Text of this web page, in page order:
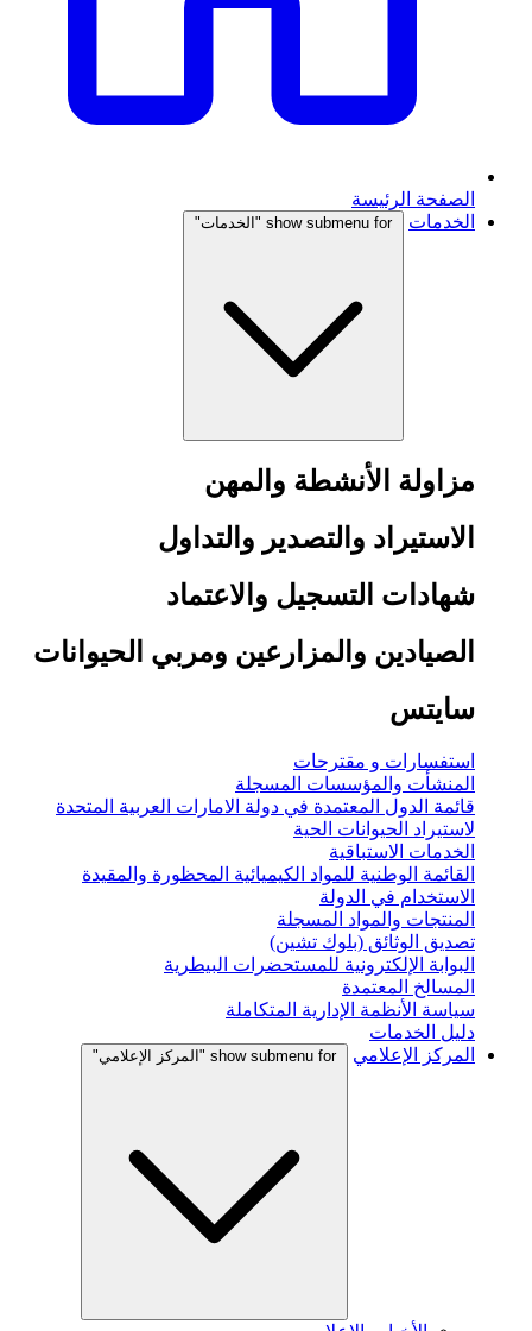
الصفحة الرئيسة
الخدمات
show submenu for "الخدمات"
مزاولة الأنشطة والمهن
الاستيراد والتصدير والتداول
شهادات التسجيل والاعتماد
الصيادين والمزارعين ومربي الحيوانات
سايتس
استفسارات و مقترحات
المنشأت والمؤسسات المسجلة
قائمة الدول المعتمدة في دولة الامارات العربية المتحدة
لاستيراد الحيوانات الحية
الخدمات الاستباقية
القائمة الوطنية للمواد الكيميائية المحظورة والمقيدة
الاستخدام في الدولة
المنتجات والمواد المسجلة
تصديق الوثائق (بلوك تشين)
البوابة الإلكترونية للمستحضرات البيطرية
المسالخ المعتمدة
سياسة الأنظمة الإدارية المتكاملة
دليل الخدمات
المركز الإعلامي
show submenu for "المركز الإعلامي"